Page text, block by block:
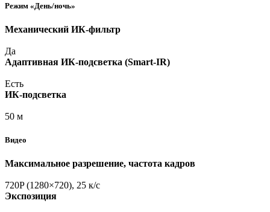
Режим «День/ночь»
Механический ИК-фильтр
Да
Адаптивная ИК-подсветка (Smart-IR)
Есть
ИК-подсветка
50 м
Видео
Максимальное разрешение, частота кадров
720P (1280×720), 25 к/с
Экспозиция